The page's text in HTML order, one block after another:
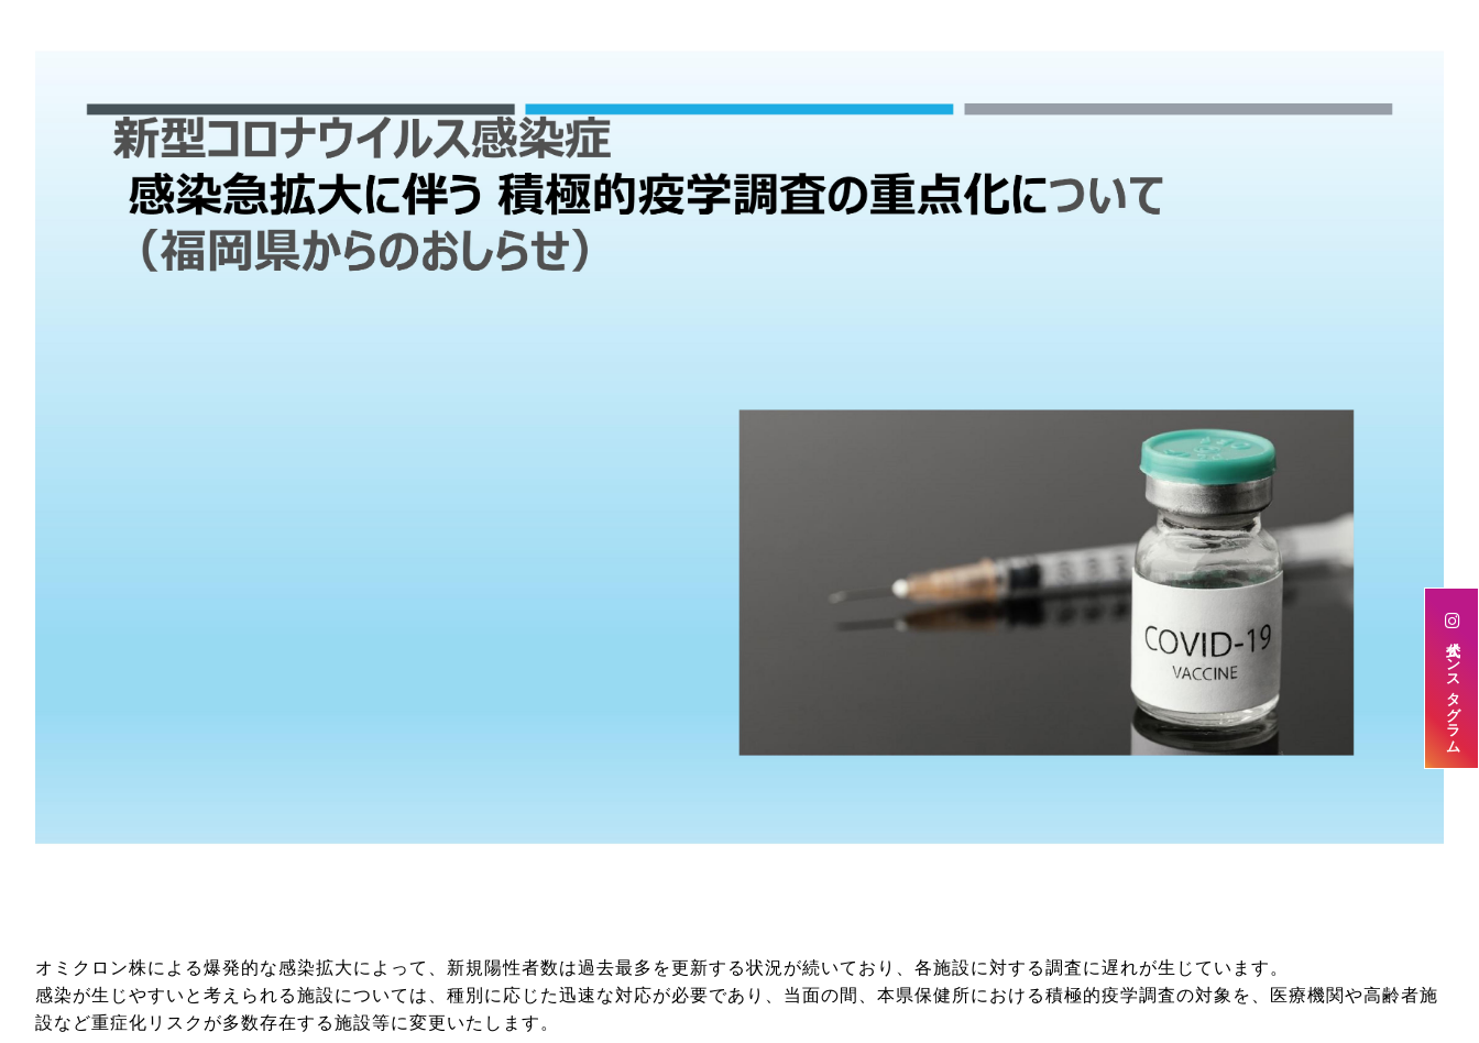
オミクロン株による爆発的な感染拡大によって、新規陽性者数は過去最多を更新する状況が続いており、各施設に対する調査に遅れが生じています。
感染が生じやすいと考えられる施設については、種別に応じた迅速な対応が必要であり、当面の間、本県保健所における積極的疫学調査の対象を、医療機関や高齢者施
設など重症化リスクが多数存在する施設等に変更いたします。
公式インスタグラム